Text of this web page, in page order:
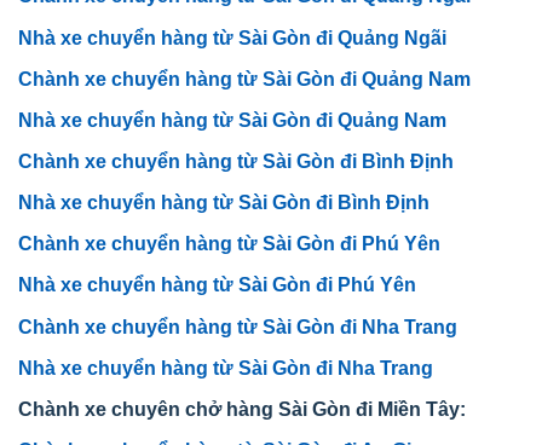
Nhà xe chuyển hàng từ Sài Gòn đi Quảng Ngãi
Chành xe chuyển hàng từ Sài Gòn đi Quảng Nam
Nhà xe chuyển hàng từ Sài Gòn đi Quảng Nam
Chành xe chuyển hàng từ Sài Gòn đi Bình Định
Nhà xe chuyển hàng từ Sài Gòn đi Bình Định
Chành xe chuyển hàng từ Sài Gòn đi Phú Yên
Nhà xe chuyển hàng từ Sài Gòn đi Phú Yên
Chành xe chuyển hàng từ Sài Gòn đi Nha Trang
Nhà xe chuyển hàng từ Sài Gòn đi Nha Trang
Chành xe chuyên chở hàng Sài Gòn đi Miền Tây: